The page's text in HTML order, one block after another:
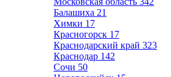
Балашиха 21
Химки 17
Красногорск 17
Краснодарский край 323
Краснодар 142
Сочи 50